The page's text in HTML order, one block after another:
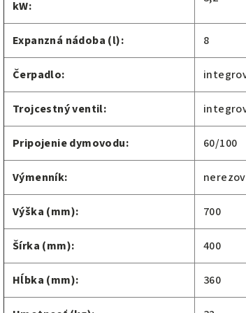
kW:
Expanzná nádoba (l): 8
Čerpadlo:
Trojcestný ventil:
Pripojenie dymovodu: 60/100
Výmenník:
Výška (mm): 700
Šírka (mm): 400
Hĺbka (mm): 360